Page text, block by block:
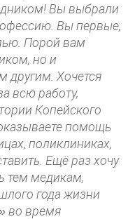
Вы выбрали
Вы первые,
Порой вам
но и
другим. Хочется
всю работу,
Копейского
помощь
поликлиниках,
Ещё раз хочу
тем медикам,
года жизни
во время